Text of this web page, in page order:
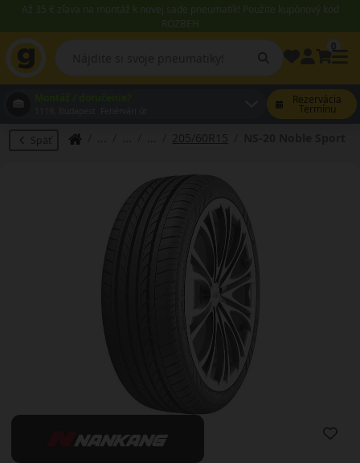
Až 35 € zľava na montáž k novej sade pneumatík! Použite kupónový kód
ROZBEH
Rezervácia
Termínu
Späť 205/60R15